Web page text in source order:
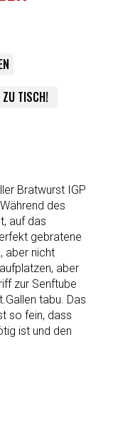
ZU TISCH!
Bratwurst IGP
des
auf das
gebratene
aber nicht
aber
zur Senftube
tabu. Das
so fein, dass
ist und den